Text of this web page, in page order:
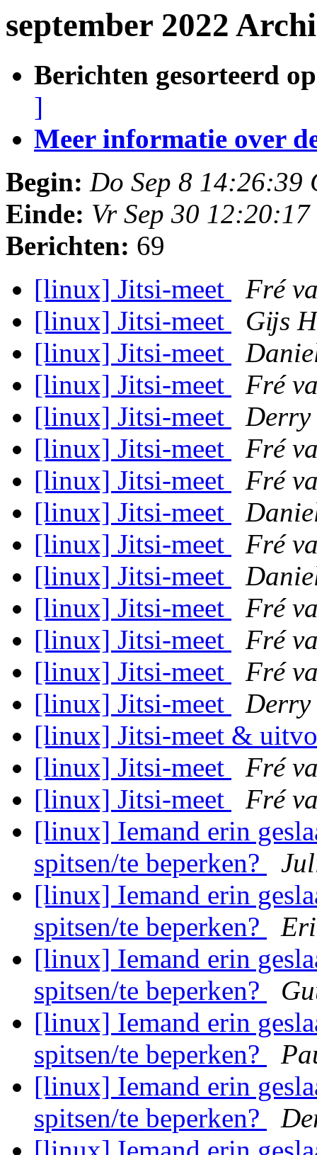
september 2022
Berichten gesorteerd
]
Meer informatie over
Begin: Do Sep 8 14:26:39
Einde: Vr Sep 30
Berichten: 69
[linux] Jitsi-meet
Fré
[linux] Jitsi-meet
Gĳs
[linux] Jitsi-meet
[linux] Jitsi-meet
Fré
[linux] Jitsi-meet
Derry
[linux] Jitsi-meet
Fré
[linux] Jitsi-meet
Fré
[linux] Jitsi-meet
[linux] Jitsi-meet
Fré
[linux] Jitsi-meet
[linux] Jitsi-meet
Fré
[linux] Jitsi-meet
Fré
[linux] Jitsi-meet
Fré
[linux] Jitsi-meet
Derry
[linux] Jitsi-meet &
[linux] Jitsi-meet
Fré
[linux] Jitsi-meet
Fré
[linux] Iemand erin
spitsen/te beperken?
[linux] Iemand erin
spitsen/te beperken?
[linux] Iemand erin
spitsen/te beperken?
[linux] Iemand erin
spitsen/te beperken?
[linux] Iemand erin
spitsen/te beperken?